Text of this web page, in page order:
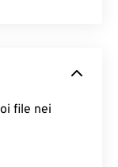
file nei